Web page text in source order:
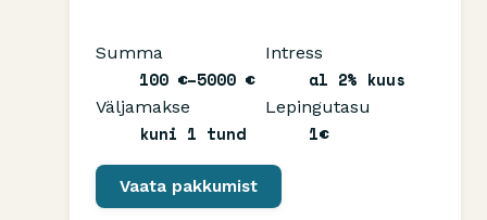
Summa
100 €–5000 €
Intress
al 2% kuus
Väljamakse
kuni 1 tund
Lepingutasu
1€
Vaata pakkumist